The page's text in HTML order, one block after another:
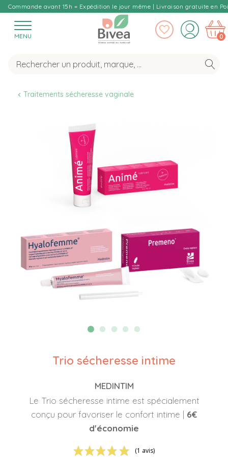
Commande avant 15h = Expédition le jour même | Livraison gratuite en
MENU 0
Traitements sécheresse vaginale
Trio sécheresse intime
MEDINTIM
Le Trio sécheresse intime est spécialement
conçu pour favoriser le confort intime | 6€
d'économie
(1 avis)